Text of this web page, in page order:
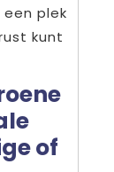
plek
kunt
of